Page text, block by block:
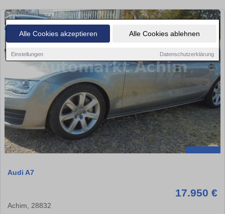
Alle Cookies akzeptieren Alle Cookies ablehnen
Einstellungen Datenschutzerklärung
Audi A7
17.950 €
Achim, 28832